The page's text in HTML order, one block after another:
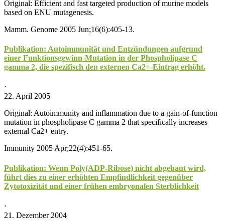
Original: Efficient and fast targeted production of murine models
based on ENU mutagenesis.
Mamm. Genome 2005 Jun;16(6):405-13.
Publikation: Autoimmunität und Entzündungen aufgrund
einer Funktionsgewinn-Mutation in der Phospholipase C
gamma 2, die spezifisch den externen Ca2+-Eintrag erhöht.
⋅
22. April 2005
Original: Autoimmunity and inflammation due to a gain-of-function
mutation in phospholipase C gamma 2 that specifically increases
external Ca2+ entry.
Immunity 2005 Apr;22(4):451-65.
Publikation: Wenn Poly(ADP-Ribose) nicht abgebaut wird,
führt dies zu einer erhöhten Empfindlichkeit gegenüber
Zytotoxizität und einer frühen embryonalen Sterblichkeit
⋅
21. Dezember 2004